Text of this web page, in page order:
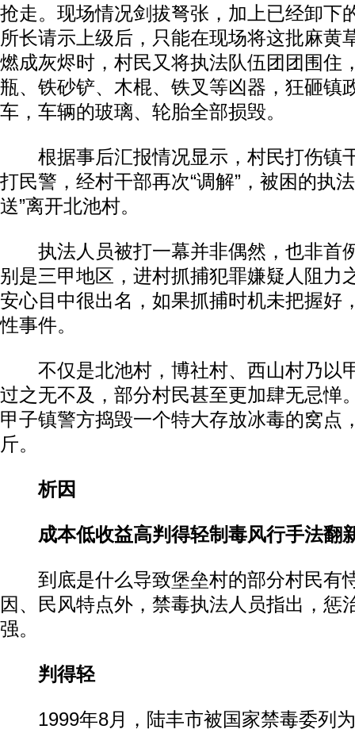
抢走。现场情况剑拔弩张，加上已经卸下
所长请示上级后，只能在现场将这批麻黄
燃成灰烬时，村民又将执法队伍团团围住
瓶、铁砂铲、木棍、铁叉等凶器，狂砸镇
车，车辆的玻璃、轮胎全部损毁。
根据事后汇报情况显示，村民打伤镇
打民警，经村干部再次“调解”，被困的执
送”离开北池村。
执法人员被打一幕并非偶然，也非首
别是三甲地区，进村抓捕犯罪嫌疑人阻力
安心目中很出名，如果抓捕时机未把握好
性事件。
不仅是北池村，博社村、西山村乃以
过之无不及，部分村民甚至更加肆无忌惮
甲子镇警方捣毁一个特大存放冰毒的窝点
斤。
析因
成本低收益高判得轻制毒风行手法翻
到底是什么导致堡垒村的部分村民有
因、民风特点外，禁毒执法人员指出，惩
强。
判得轻
1999年8月，陆丰市被国家禁毒委列为